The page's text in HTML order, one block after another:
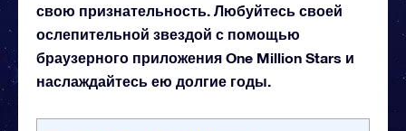
свою признательность. Любуйтесь своей
ослепительной звездой с помощью
браузерного приложения One Million Stars и
наслаждайтесь ею долгие годы.